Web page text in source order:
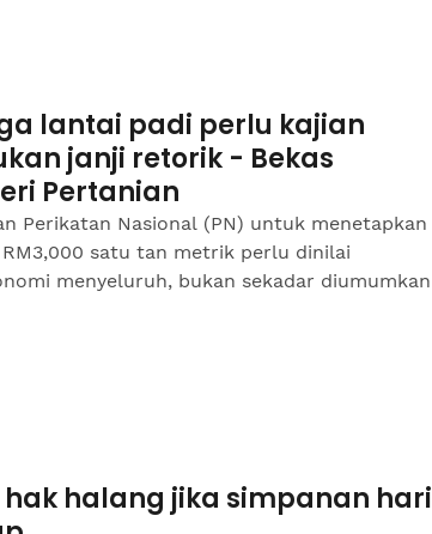
lantai padi perlu kajian
janji retorik - Bekas
Pertanian
Perikatan Nasional (PN) untuk menetapkan
satu tan metrik perlu dinilai
menyeluruh, bukan sekadar diumumkan
halang jika simpanan hari